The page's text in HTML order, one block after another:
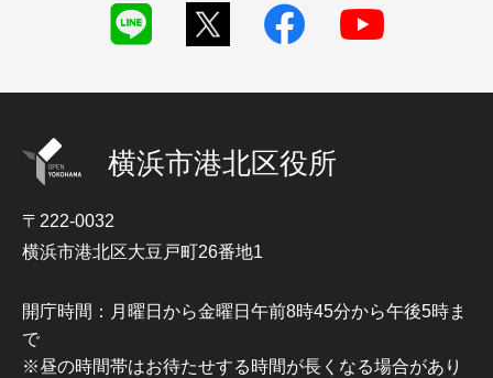
横浜市港北区役所
〒222-0032
横浜市港北区大豆戸町26番地1
開庁時間：月曜日から金曜日午前8時45分から午後5時ま
で
※昼の時間帯はお待たせする時間が長くなる場合があり